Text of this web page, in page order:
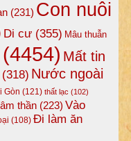
(231) Con nuôi
Di cư(355) Mâu thuẫn
(4454) Mất tin
Nước ngoài
Gòn (121) thất lạc (102)
thần(223) Vào
(108) Đi làm ăn